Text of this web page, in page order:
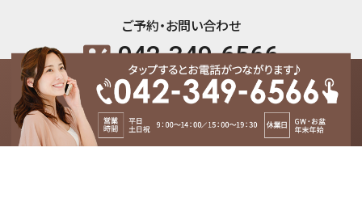
ご予約・お問い合わせ
contact_phone 042-349-6566
event_availableお問い合わせ